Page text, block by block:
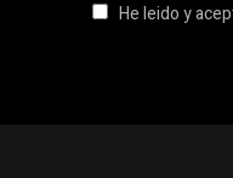
He leido y